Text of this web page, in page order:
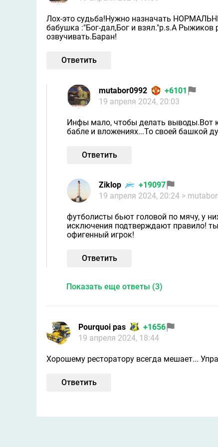
Лох-это судьба!Нужно назначать
бабушка :"Бог-дал,Бог и взял."p.s.А
озвучивать.Баран!
Ответить
mutabor0992
+6101
19 апреля 2024, 20:03
Инфы мало, чтобы делать выводы.Вот
бабле и вложениях...То своей башкой
Ответить
Ziklop
+19097
19 апреля 2024, 20:24 >
футболисты бьют головой по мячу, у
исключения подтверждают правило!
офигенный игрок!
Ответить
Показать еще ответы (3)
Pourquoi pas
+1656
19 апреля 2024, 18:44
Хорошему ресторатору всегда мешает...
Ответить